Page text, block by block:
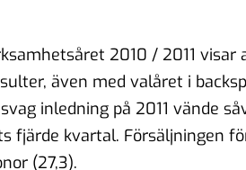
2010 / 2011
även med valåret i
inledning på 2011 vände
fjärde kvartal. Försäljningen
(27,3).